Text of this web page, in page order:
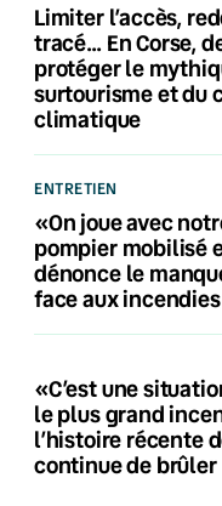
Limiter l’accès,
tracé… En Corse,
protéger le
surtourisme et du
climatique
ENTRETIEN
«On joue avec
pompier mobilisé
dénonce le
face aux incendies
«C’est une
le plus grand
l’histoire récente
continue de brûler